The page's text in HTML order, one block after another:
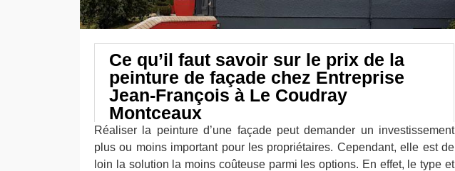
Ce qu’il faut savoir sur le prix de la
peinture de façade chez Entreprise
Jean-François à Le Coudray
Montceaux
Réaliser la peinture d’une façade peut demander un investissement
plus ou moins important pour les propriétaires. Cependant, elle est de
loin la solution la moins coûteuse parmi les options. En effet, le type et